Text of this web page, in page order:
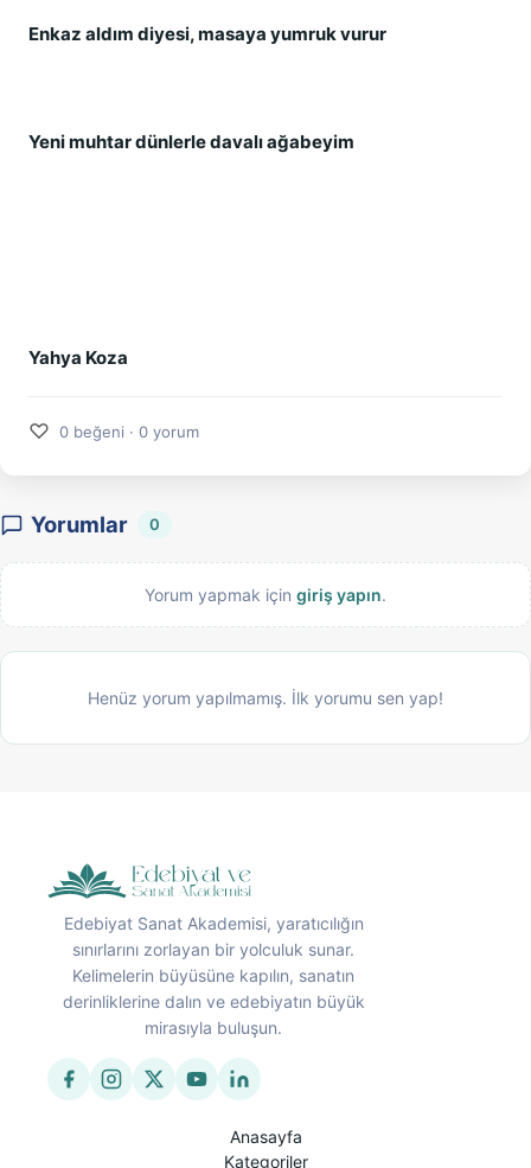
Enkaz aldım diyesi, masaya yumruk vurur
Yeni muhtar dünlerle davalı ağabeyim
Yahya Koza
♡ 0 beğeni · 0 yorum
Yorumlar 0
Yorum yapmak için giriş yapın.
Henüz yorum yapılmamış. İlk yorumu sen yap!
Edebiyat Sanat Akademisi, yaratıcılığın
sınırlarını zorlayan bir yolculuk sunar.
Kelimelerin büyüsüne kapılın, sanatın
derinliklerine dalın ve edebiyatın büyük
mirasıyla buluşun.
Anasayfa
Kategoriler